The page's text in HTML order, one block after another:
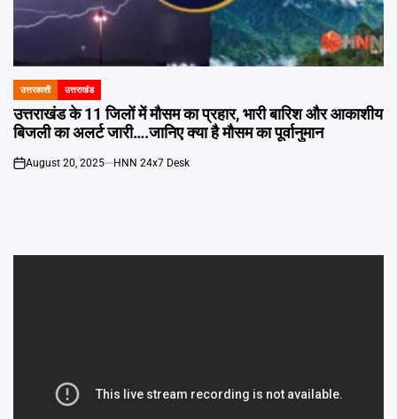
POSTED
IN
उत्तरकाशी उत्तराखंड
उत्तराखंड के 11 जिलों में मौसम का प्रहार, भारी बारिश और आकाशीय
बिजली का अलर्ट जारी….जानिए क्या है मौसम का पूर्वानुमान
on
August 20, 2025 HNN 24x7 Desk